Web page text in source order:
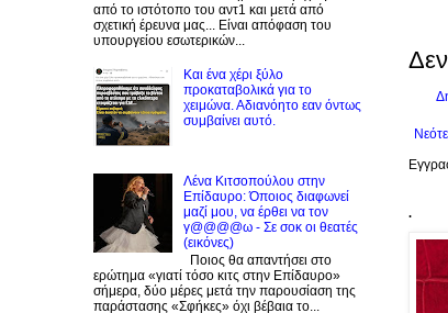
.
από το ιστότοπο του αντ1 και μετά από
σχετική έρευνα μας... Είναι απόφαση του
υπουργείου εσωτερικών...
Και ένα χέρι ξύλο
προκαταβολικά για το
χειμώνα. Αδιανόητο εαν όντως
συμβαίνει αυτό.
Λένα Κιτσοπούλου στην
Επίδαυρο: Όποιος διαφωνεί
μαζί μου, να έρθει να τον
γ@@@@ω - Σε σοκ οι θεατές
(εικόνες)
Ποιος θα απαντήσει στο
ερώτημα «γιατί τόσο κιτς στην Επίδαυρο»
σήμερα, δύο μέρες μετά την παρουσίαση της
παράστασης «Σφήκες» όχι βέβαια το...